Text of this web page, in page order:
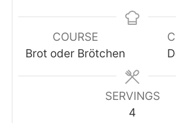
COURSE
Brot oder Brötchen
SERVINGS
4